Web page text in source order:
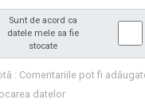
Sunt de acord ca
datele mele sa fie
stocate
: Comentariile pot fi
datelor